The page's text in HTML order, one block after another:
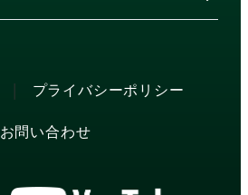
| プライバシーポリシー
お問い合わせ